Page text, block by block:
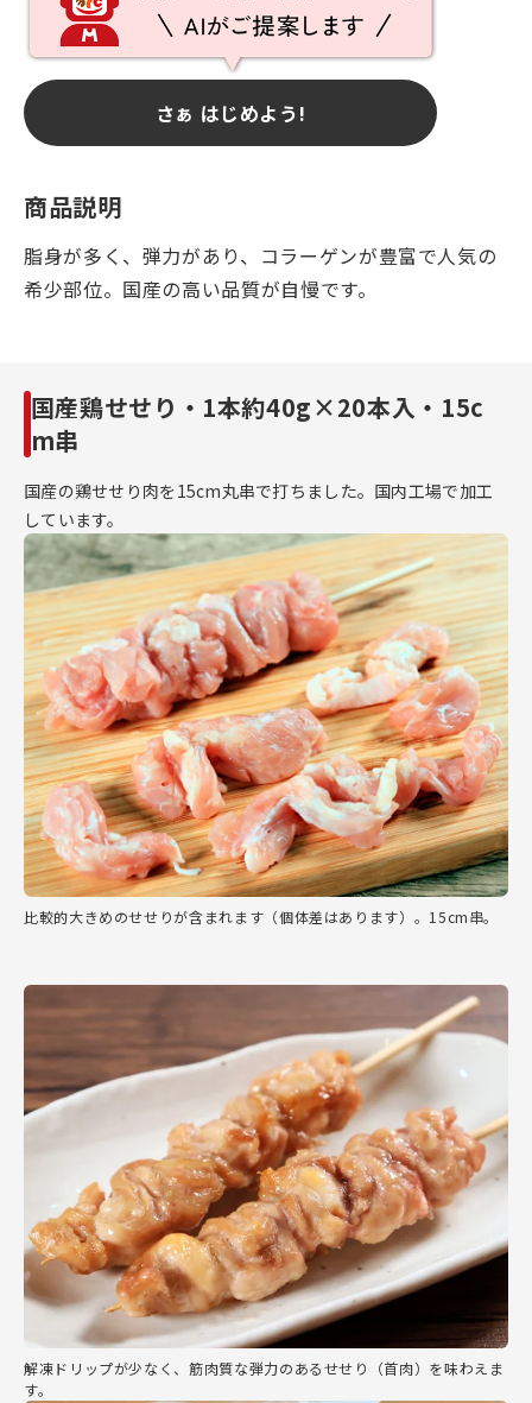
さぁ はじめよう!
商品説明
脂身が多く、弾力があり、コラーゲンが豊富で人気の
希少部位。国産の高い品質が自慢です。
国産鶏せせり・1本約40g×20本入・15c
m串
国産の鶏せせり肉を15cm丸串で打ちました。国内工場で加工
しています。
比較的大きめのせせりが含まれます（個体差はあります）。15cm串。
解凍ドリップが少なく、筋肉質な弾力のあるせせり（首肉）を味わえま
す。